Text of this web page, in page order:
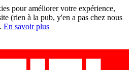
pour améliorer votre expérience,
(rien à la pub, y'en a pas chez nous
En savoir plus